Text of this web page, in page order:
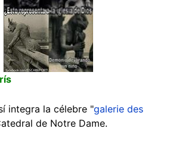
integra la célebre "galerie des
de Notre Dame.